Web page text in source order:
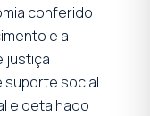
conferido
e a
justiça
suporte social
e detalhado